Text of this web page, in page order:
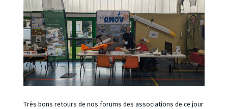
Très bons retours de nos forums des associations de ce jour